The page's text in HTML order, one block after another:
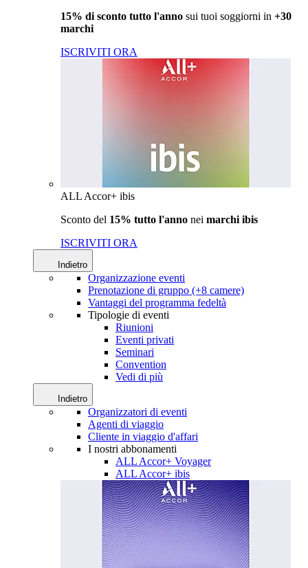
15% di sconto tutto l'anno sui tuoi soggiorni in +30
marchi
ISCRIVITI ORA
ALL Accor+ ibis
Sconto del 15% tutto l'anno nei marchi ibis
ISCRIVITI ORA
Indietro
Organizzazione eventi
Prenotazione di gruppo (+8 camere)
Vantaggi del programma fedeltà
Tipologie di eventi
Riunioni
Eventi privati
Seminari
Convention
Vedi di più
Indietro
Organizzatori di eventi
Agenti di viaggio
Cliente in viaggio d'affari
I nostri abbonamenti
ALL Accor+ Voyager
ALL Accor+ ibis